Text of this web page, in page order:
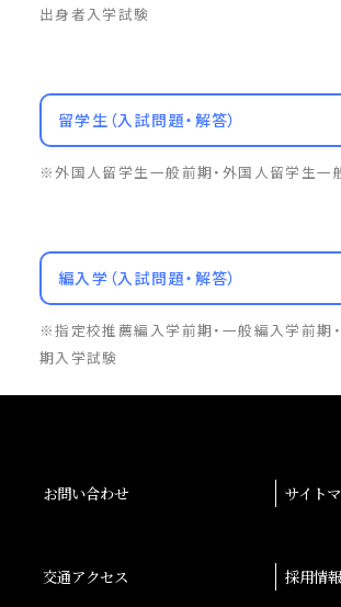
出身者入学試験
留学生（入試問題・解答）
※外国人留学生一般前期・外国人留学生一
編入学（入試問題・解答）
※指定校推薦編入学前期・一般編入学前期
期入学試験
お問い合わせ サイト
交通アクセス 採用情報